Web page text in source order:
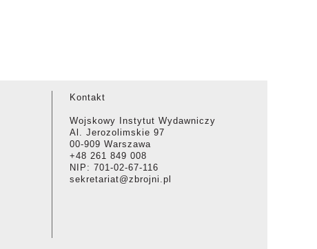
Kontakt
Wojskowy Instytut Wydawniczy
Al. Jerozolimskie 97
00-909 Warszawa
+48 261 849 008
NIP: 701-02-67-116
sekretariat@zbrojni.pl